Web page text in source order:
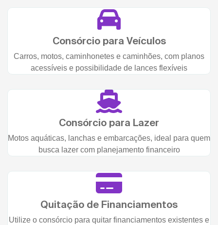
Consórcio para Veículos
Carros, motos, caminhonetes e caminhões, com planos
acessíveis e possibilidade de lances flexíveis
Consórcio para Lazer
Motos aquáticas, lanchas e embarcações, ideal para quem
busca lazer com planejamento financeiro
Quitação de Financiamentos
Utilize o consórcio para quitar financiamentos existentes e